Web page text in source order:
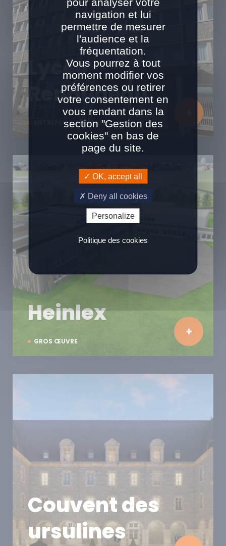
ENTREPRISE GÉNÉRALE
Lycée
Renaudeau
GROS ŒUVRE
Heinlex
Couvent des
ursulines
navigation et lui
permettre de mesurer
l'audience et la
fréquentation.
Vous pourrez à tout
moment modifier vos
préférences ou retirer
votre consentement en
vous rendant dans la
section "Gestion des
cookies" en bas de
page du site.
OK, accept all
Deny all cookies
Personalize
Politique des cookies